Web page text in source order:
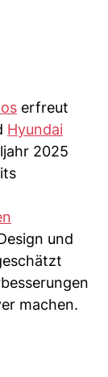
erfreut
Hyundai
2025
und
machen.